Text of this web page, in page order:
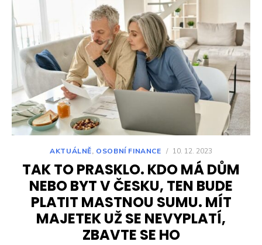
AKTUÁLNĚ, OSOBNÍ FINANCE / 10. 12. 2023
TAK TO PRASKLO. KDO MÁ DŮM
NEBO BYT V ČESKU, TEN BUDE
PLATIT MASTNOU SUMU. MÍT
MAJETEK UŽ SE NEVYPLATÍ,
ZBAVTE SE HO